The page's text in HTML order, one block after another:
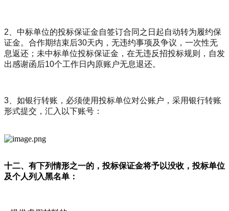
2、中标单位的投标保证金自签订合同之日起自动转为履约保
证金。合作期结束后30天内，无违约事项及争议，一次性无
息返还；未中标单位投标保证金，在无违反招投标规则，自发
出感谢函后10个工作日内原账户无息退还。
3、如银行转账，必须使用投标单位对公账户，采用银行转账
形式提交，汇入以下账号：
十二、有下列情形之一的，投标保证金将予以没收，投标单位
及个人列入黑名单：